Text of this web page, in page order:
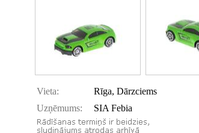
Vieta:
Rīga, Dārzciems
Uzņēmums:
SIA Febia